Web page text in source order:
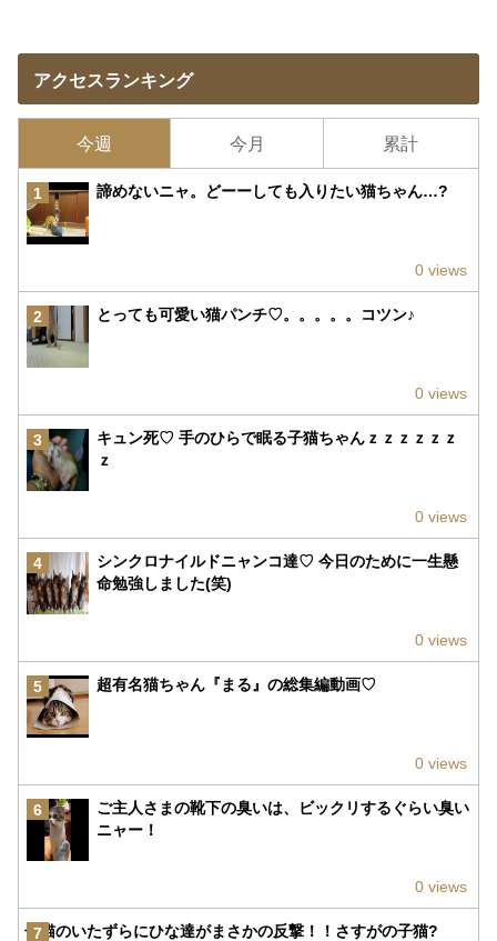
アクセスランキング
今週 今月 累計
1 諦めないニャ。どーーしても入りたい猫ちゃん…?
0 views
2 とっても可愛い猫パンチ♡。。。。。コツン♪
0 views
3
キュン死♡ 手のひらで眠る子猫ちゃんｚｚｚｚｚｚ
ｚ
0 views
4
シンクロナイルドニャンコ達♡ 今日のために一生懸
命勉強しました(笑)
0 views
5 超有名猫ちゃん『まる』の総集編動画♡
0 views
6
ご主人さまの靴下の臭いは、ビックリするぐらい臭い
ニャー！
0 views
7
子猫のいたずらにひな達がまさかの反撃！！さすがの子猫?